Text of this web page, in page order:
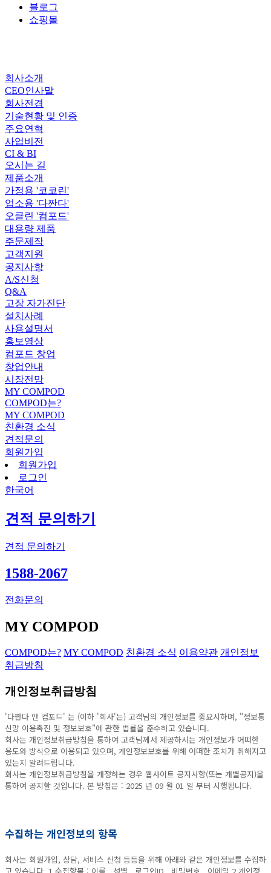
블로그
쇼핑몰
회사소개
CEO인사말
회사전경
기술현황 및 인증
주요연혁
사업비전
CI & BI
오시는 길
제품소개
가정용 '코코린'
업소용 '다짠다'
오클린 '컴포드'
대용량 제품
주문제작
고객지원
공지사항
A/S신청
Q&A
고장 자가진단
설치사례
사용설명서
홍보영상
컴포드 창업
창업안내
시장전망
MY COMPOD
COMPOD는?
MY COMPOD
친환경 소식
견적문의
회원가입
회원가입
로그인
한국어
견적 문의하기
견적 문의하기
1588-2067
전화문의
MY COMPOD
COMPOD는? MY COMPOD 친환경 소식 이용약관 개인정보
취급방침
개인정보취급방침
'다짠다 앤 컴포드' 는 (이하 '회사'는) 고객님의 개인정보를 중요시하며, "정보통
신망 이용촉진 및 정보보호"에 관한 법률을 준수하고 있습니다.
회사는 개인정보취급방침을 통하여 고객님께서 제공하시는 개인정보가 어떠한
용도와 방식으로 이용되고 있으며, 개인정보보호를 위해 어떠한 조치가 취해지고
있는지 알려드립니다.
회사는 개인정보취급방침을 개정하는 경우 웹사이트 공지사항(또는 개별공지)을
통하여 공지할 것입니다. 본 방침은 : 2025 년 09 월 01 일 부터 시행됩니다.
수집하는 개인정보의 항목
회사는 회원가입, 상담, 서비스 신청 등등을 위해 아래와 같은 개인정보를 수집하